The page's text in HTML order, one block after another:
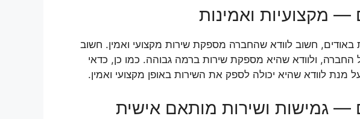
— מקצועיות ואמינות
באודים, חשוב לוודא שהחברה מספקת שירות מקצועי ואמין. חשוב
החברה, ולוודא שהיא מספקת שירות ברמה גבוהה. כמו כן, כדאי
מנת לוודא שהיא יכולה לספק את השירות באופן מקצועי ואמין.
— גמישות ושירות מותאם אישית